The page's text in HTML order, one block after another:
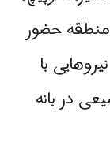
حضور
با
در بانه